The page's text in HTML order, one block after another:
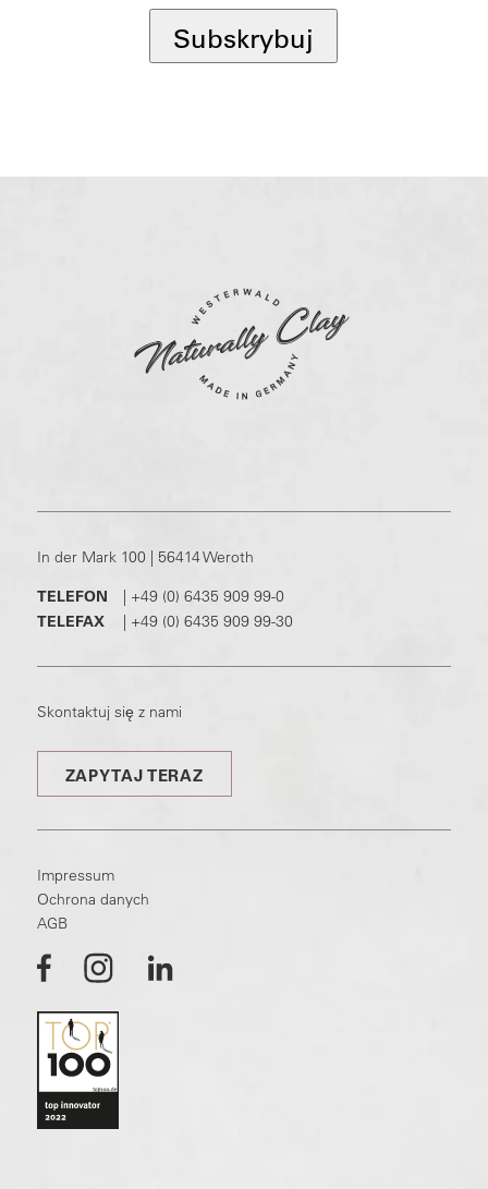
Subskrybuj
In der Mark 100 | 56414 Weroth
TELEFON
| +49 (0) 6435 909 99-0
TELEFAX
| +49 (0) 6435 909 99-30
Skontaktuj się z nami
ZAPYTAJ TERAZ
Impressum
Ochrona danych
AGB